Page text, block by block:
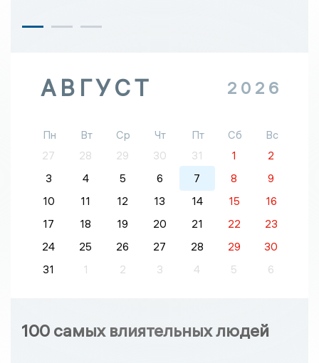
АВГУСТ 2026
Пн Вт Ср Чт Пт Сб
Вс
27
28 29 30 31 1
2
3
4 5 6 7 8
9
10
11 12 13 14 15
16
17
18 19 20 21 22
23
24
25 26 27 28 29
30
31
1 2 3 4 5 6
100 самых влиятельных людей